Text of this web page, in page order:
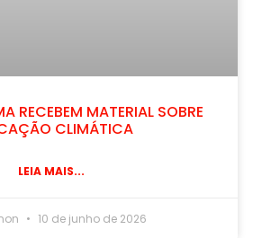
RECEBEM MATERIAL SOBRE
CLIMÁTICA
LEIA MAIS...
10 de junho de 2026